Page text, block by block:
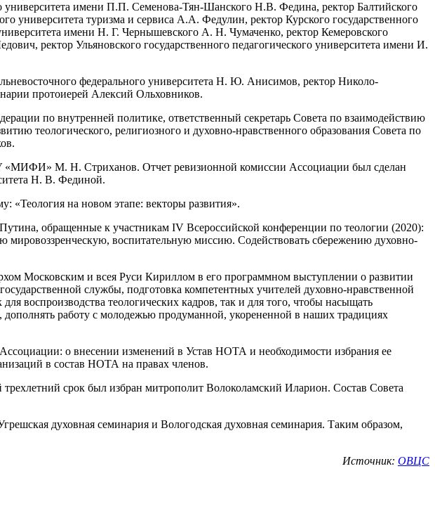
университета имени П.П. Семенова-Тян-Шанского Н.В. Федина, ректор Балтийского
университета туризма и сервиса А.А. Федулин, ректор Курского государственного
имени Н. Г. Чернышевского А. Н. Чумаченко, ректор Кемеровского
ректор Ульяновского государственного педагогического университета имени И.
федерального университета Н. Ю. Анисимов, ректор Николо-
протоиерей Алексий Ольховников.
по внутренней политике, ответственный секретарь Совета по взаимодействию
теологического, религиозного и духовно-нравственного образования Совета по
«МИФИ» М. Н. Стриханов. Отчет ревизионной комиссии Ассоциации был сделан
Н. В. Фединой.
на новом этапе: векторы развития».
обращенные к участникам IV Всероссийской конференции по теологии (2020):
мировоззренческую, воспитательную миссию. Содействовать сбережению духовно-
Московским и всея Руси Кириллом в его программном выступлении о развитии
службы, подготовка компетентных учителей духовно-нравственной
воспроизводства теологических кадров, так и для того, чтобы насыщать
работу с молодежью продуманной, укорененной в наших традициях
о внесении изменений в Устав НОТА и необходимости избрания ее
в состав НОТА на правах членов.
срок был избран митрополит Волоколамский Иларион. Состав Совета
духовная семинария и Вологодская духовная семинария. Таким образом,
Источник: ОВЦС